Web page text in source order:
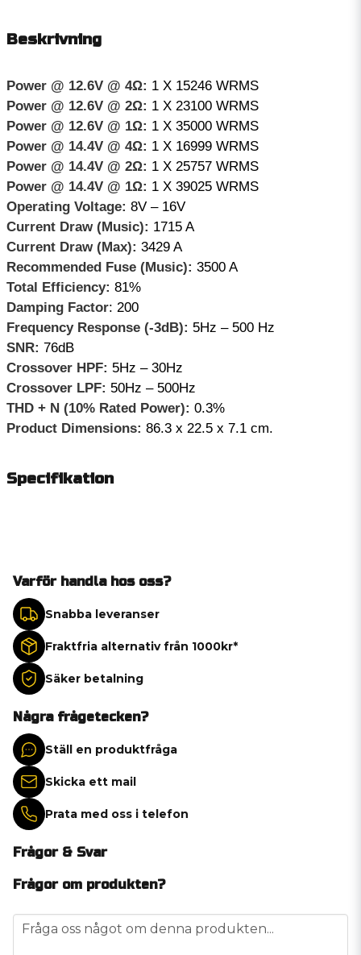
Beskrivning
Power @ 12.6V @ 4Ω: 1 X 15246 WRMS
Power @ 12.6V @ 2Ω: 1 X 23100 WRMS
Power @ 12.6V @ 1Ω: 1 X 35000 WRMS
Power @ 14.4V @ 4Ω: 1 X 16999 WRMS
Power @ 14.4V @ 2Ω: 1 X 25757 WRMS
Power @ 14.4V @ 1Ω: 1 X 39025 WRMS
Operating Voltage: 8V – 16V
Current Draw (Music): 1715 A
Current Draw (Max): 3429 A
Recommended Fuse (Music): 3500 A
Total Efficiency: 81%
Damping Factor: 200
Frequency Response (-3dB): 5Hz – 500 Hz
SNR: 76dB
Crossover HPF: 5Hz – 30Hz
Crossover LPF: 50Hz – 500Hz
THD + N (10% Rated Power): 0.3%
Product Dimensions: 86.3 x 22.5 x 7.1 cm.
Specifikation
Varför handla hos oss?
Snabba leveranser
Fraktfria alternativ från 1000kr*
Säker betalning
Några frågetecken?
Ställ en produktfråga
Skicka ett mail
Prata med oss i telefon
Frågor & Svar
Frågor om produkten?
question
Fråga oss något om denna produkten...